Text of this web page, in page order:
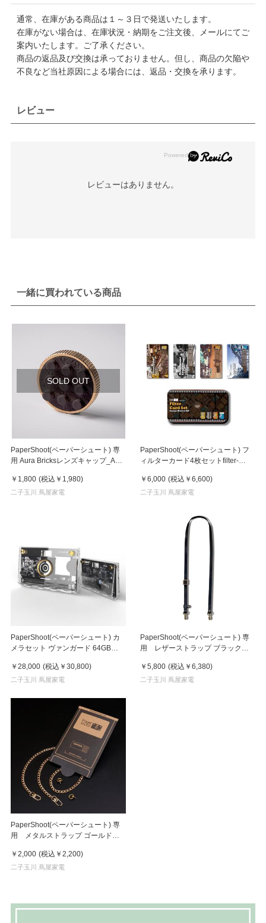
通常、在庫がある商品は１～３日で発送いたします。
在庫がない場合は、在庫状況・納期をご注文後、メールにてご
案内いたします。ご了承ください。
商品の返品及び交換は承っておりません。但し、商品の欠陥や
不良など当社原因による場合には、返品・交換を承ります。
レビュー
レビューはありません。
一緒に買われている商品
SOLD OUT
PaperShoot(ペーパーシュート) 専
用 Aura Bricksレンズキャップ_Ash
￥1,800 (税込 ￥1,980)
二子玉川 蔦屋家電
PaperShoot(ペーパーシュート) フ
ィルターカード4枚セットfilter-
￥6,000 (税込 ￥6,600)
二子玉川 蔦屋家電
PaperShoot(ペーパーシュート) カ
メラセット ヴァンガード 64GB
￥28,000 (税込 ￥30,800)
二子玉川 蔦屋家電
PaperShoot(ペーパーシュート) 専
用 レザーストラップ ブラック
￥5,800 (税込 ￥6,380)
二子玉川 蔦屋家電
PaperShoot(ペーパーシュート) 専
用 メタルストラップ ゴールド
￥2,000 (税込 ￥2,200)
二子玉川 蔦屋家電